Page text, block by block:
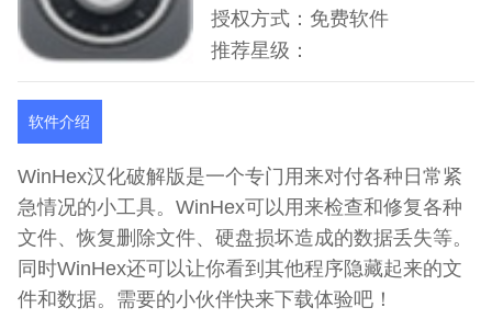
授权方式：免费软件
推荐星级：
软件介绍
WinHex汉化破解版是一个专门用来对付各种日常紧
急情况的小工具。WinHex可以用来检查和修复各种
文件、恢复删除文件、硬盘损坏造成的数据丢失等。
同时WinHex还可以让你看到其他程序隐藏起来的文
件和数据。需要的小伙伴快来下载体验吧！